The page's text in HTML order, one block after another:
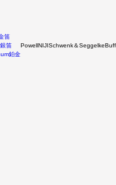
笛
笛
鉑金
PowellNIJISchwenk＆Seggelke